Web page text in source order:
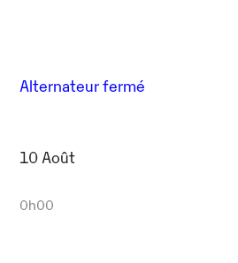
Alternateur fermé
10 Août
0h00